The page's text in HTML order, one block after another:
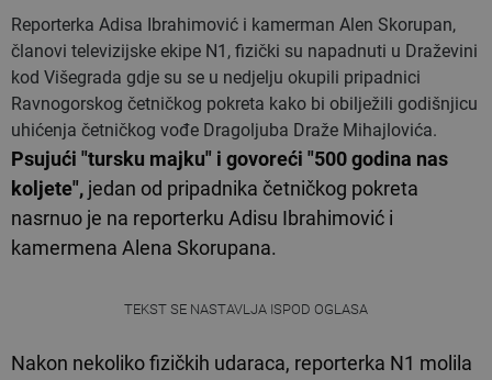
Reporterka Adisa Ibrahimović i kamerman Alen Skorupan,
članovi televizijske ekipe N1, fizički su napadnuti u Draževini
kod Višegrada gdje su se u nedjelju okupili pripadnici
Ravnogorskog četničkog pokreta kako bi obilježili godišnjicu
uhićenja četničkog vođe Dragoljuba Draže Mihajlovića.
Psujući "tursku majku" i govoreći "500 godina nas
koljete", jedan od pripadnika četničkog pokreta
nasrnuo je na reporterku Adisu Ibrahimović i
kamermena Alena Skorupana.
TEKST SE NASTAVLJA ISPOD OGLASA
Nakon nekoliko fizičkih udaraca, reporterka N1 molila